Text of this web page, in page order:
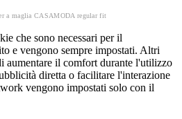
a maglia CASAMODA regular fit
che sono necessari per il
e vengono sempre impostati. Altri
aumentare il comfort durante l'utilizzo
diretta o facilitare l'interazione
vengono impostati solo con il